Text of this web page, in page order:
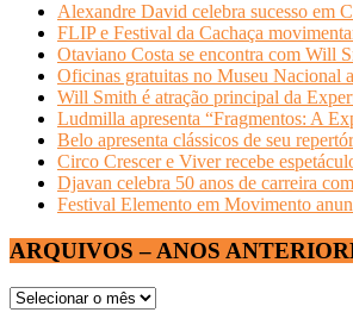
Alexandre David celebra sucesso em
FLIP e Festival da Cachaça
Otaviano Costa se encontra com Will
Oficinas gratuitas no Museu Nacional
Will Smith é atração principal da
Ludmilla apresenta “Fragmentos: A
Belo apresenta clássicos de seu
Circo Crescer e Viver recebe
Djavan celebra 50 anos de carreira
Festival Elemento em Movimento
ARQUIVOS – ANOS
ARQUIVOS